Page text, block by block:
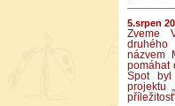
5.srpen
Zveme
názvem
pomáhat
Spot
projektu